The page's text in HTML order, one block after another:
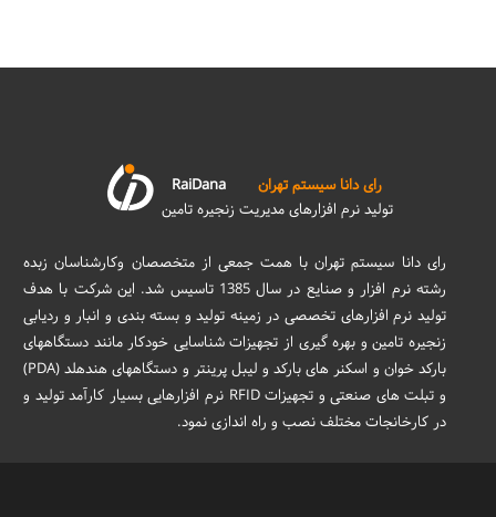
رای دانا سیستم تهران
RaiDana
تولید نرم افزارهای مدیریت زنجیره تامین
رای دانا سیستم تهران با همت جمعی از متخصصان وکارشناسان زبده
رشته نرم افزار و صنایع در سال 1385 تاسیس شد. این شرکت با هدف
تولید نرم افزارهای تخصصی در زمینه تولید و بسته بندی و انبار و ردیابی
زنجیره تامین و بهره گیری از تجهیزات شناسایی خودکار مانند دستگاههای
بارکد خوان و اسکنر های بارکد و لیبل پرینتر و دستگاههای هندهلد (PDA)
و تبلت های صنعتی و تجهیزات RFID نرم افزارهایی بسیار کارآمد تولید و
در کارخانجات مختلف نصب و راه اندازی نمود.